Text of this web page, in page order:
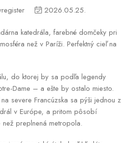
2026.05.25.
katedrála, farebné domčeky pri
než v Paríži. Perfektný cieľ na
do ktorej by sa podľa legendy
Dame – a ešte by ostalo miesto.
severe Francúzska sa pýši jednou z
v Európe, a pritom pôsobí
preplnená metropola.